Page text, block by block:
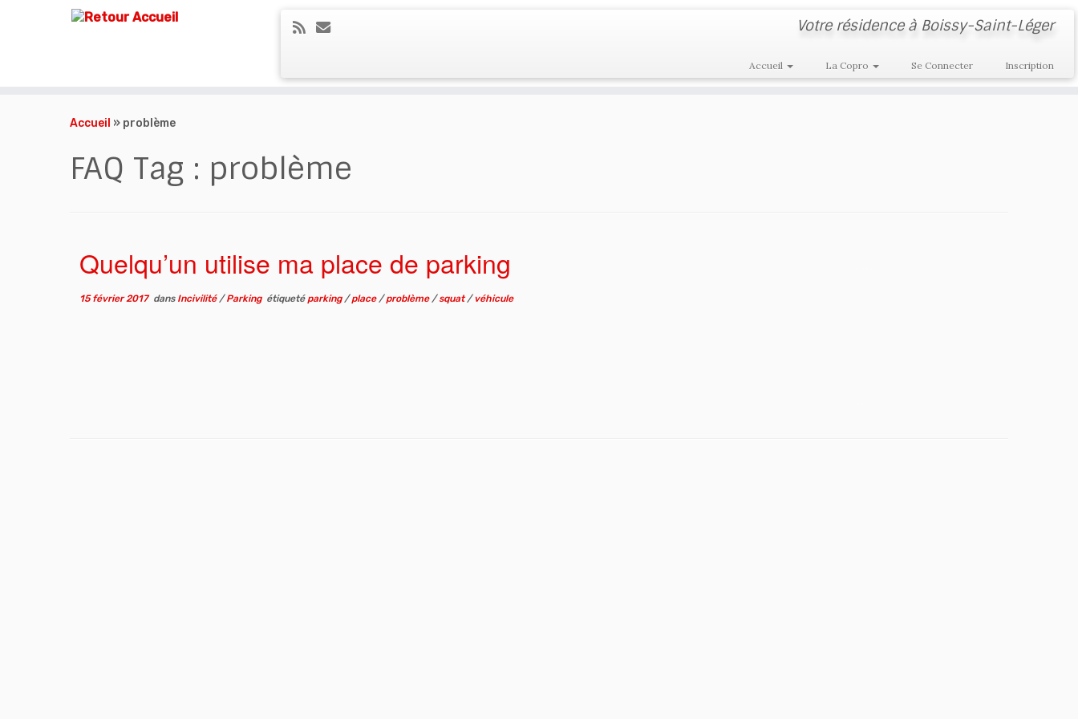
Votre résidence à Boissy-Saint-Léger
Accueil La Copro Se Connecter Inscription
Accueil » problème
FAQ Tag : problème
Quelqu’un utilise ma place de parking
15 février 2017dans Incivilité /Parking étiqueté parking /place /problème /squat/véhicule